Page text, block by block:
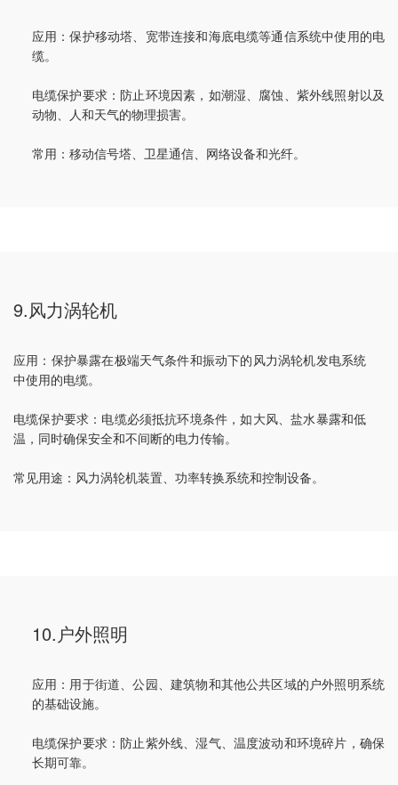
应用：保护移动塔、宽带连接和海底电缆等通信系统中使用的电
缆。
电缆保护要求：防止环境因素，如潮湿、腐蚀、紫外线照射以及
动物、人和天气的物理损害。
常用：移动信号塔、卫星通信、网络设备和光纤。
9.风力涡轮机
应用：保护暴露在极端天气条件和振动下的风力涡轮机发电系统
中使用的电缆。
电缆保护要求：电缆必须抵抗环境条件，如大风、盐水暴露和低
温，同时确保安全和不间断的电力传输。
常见用途：风力涡轮机装置、功率转换系统和控制设备。
10.户外照明
应用：用于街道、公园、建筑物和其他公共区域的户外照明系统
的基础设施。
电缆保护要求：防止紫外线、湿气、温度波动和环境碎片，确保
长期可靠。